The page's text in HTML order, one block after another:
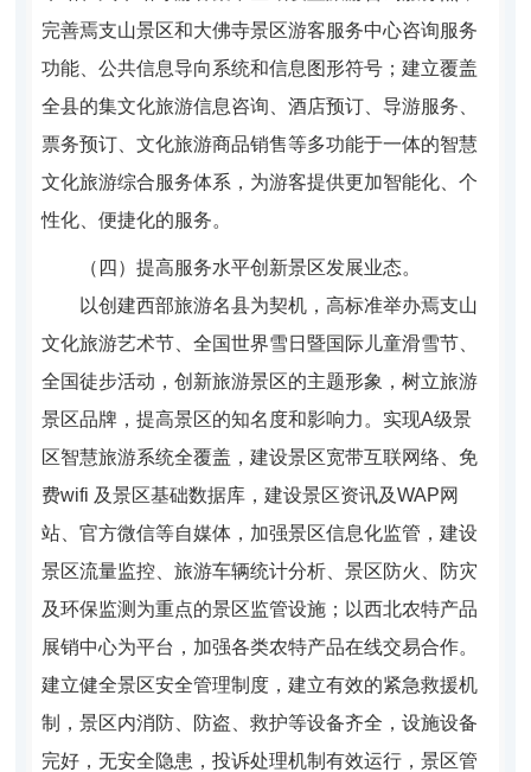
完善焉支山景区和大佛寺景区游客服务中心咨询服务
功能、公共信息导向系统和信息图形符号；建立覆盖
全县的集文化旅游信息咨询、酒店预订、导游服务、
票务预订、文化旅游商品销售等多功能于一体的智慧
文化旅游综合服务体系，为游客提供更加智能化、个
性化、便捷化的服务。
（四）提高服务水平创新景区发展业态。
以创建西部旅游名县为契机，高标准举办焉支山
文化旅游艺术节、全国世界雪日暨国际儿童滑雪节、
全国徒步活动，创新旅游景区的主题形象，树立旅游
景区品牌，提高景区的知名度和影响力。实现A级景
区智慧旅游系统全覆盖，建设景区宽带互联网络、免
费wifi 及景区基础数据库，建设景区资讯及WAP网
站、官方微信等自媒体，加强景区信息化监管，建设
景区流量监控、旅游车辆统计分析、景区防火、防灾
及环保监测为重点的景区监管设施；以西北农特产品
展销中心为平台，加强各类农特产品在线交易合作。
建立健全景区安全管理制度，建立有效的紧急救援机
制，景区内消防、防盗、救护等设备齐全，设施设备
完好，无安全隐患，投诉处理机制有效运行，景区管